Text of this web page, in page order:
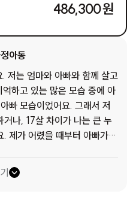
486,300 원
아동
저는 엄마와 아빠와 함께 살고
하고 있는 많은 모습 중에 아
빠 모습이었어요. 그래서 저
나, 17살 차이가 나는 큰 누
. 제가 어렸을 때부터 아빠가
술을 많이 마시게 되었다고
하며 돈을 벌고 계신데 모두